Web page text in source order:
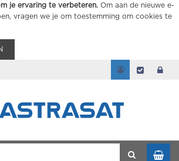
je ervaring te verbeteren. Om aan de nieuwe e-
vragen we je om toestemming om cookies te